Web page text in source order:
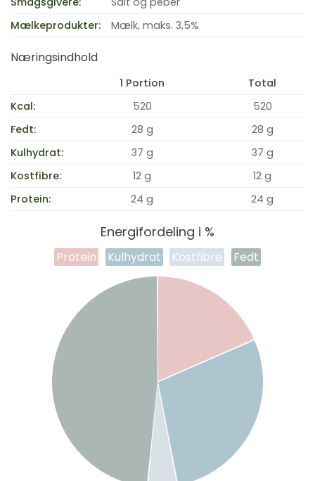
Mælkeprodukter:
Mælk, maks. 3,5%
Næringsindhold
1 Portion
Total
Kcal:
520
520
Fedt:
28 g
28 g
Kulhydrat:
37 g
37 g
Kostfibre:
12 g
12 g
Protein:
24 g 24 g
Energifordeling i %
Protein Kulhydrat Kostfibre Fedt